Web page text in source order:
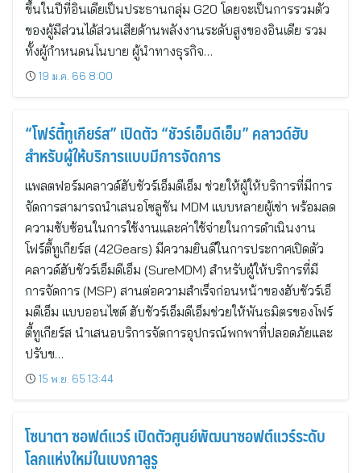
ขึ้นในปีที่อินเดียเป็นประธานกลุ่ม G20 โดยจะเป็นการรวมตัว
ของผู้มีส่วนได้ส่วนเสียด้านพลังงานระดับสูงของอินเดีย รวม
ทั้งผู้กำหนดนโนบาย ผู้นำทางธุรกิจ…
19 ม.ค. 66 8:00
“โฟร์ตี้ทูเกียร์ส” เปิดตัว “ชัวร์เอ็มดีเอ็ม” คลาวด์ฮับ
สำหรับผู้ให้บริการแบบมีการจัดการ
แพลตฟอร์มคลาวด์ฮับชัวร์เอ็มดีเอ็ม ช่วยให้ผู้ให้บริการที่มีการ
จัดการสามารถนำเสนอโซลูชัน MDM แบบหลายผู้เช่า พร้อมลด
ความซับซ้อนในการใช้งานและค่าใช้จ่ายในการดำเนินงาน
โฟร์ตี้ทูเกียร์ส (42Gears) มีความยินดีในการประกาศเปิดตัว
คลาวด์ฮับชัวร์เอ็มดีเอ็ม (SureMDM) สำหรับผู้ให้บริการที่มี
การจัดการ (MSP) สานต่อความสำเร็จก่อนหน้าของฮับชัวร์เอ็
มดีเอ็ม แบบออนไซต์ ฮับชัวร์เอ็มดีเอ็มช่วยให้พันธมิตรของโฟร์
ตี้ทูเกียร์ส นำเสนอบริการจัดการอุปกรณ์พกพาที่ปลอดภัยและ
ปรับข…
15 พ.ย. 65 13:44
โซนาตา ซอฟต์แวร์ เปิดตัวศูนย์พัฒนาซอฟต์แวร์ระดับ
โลกแห่งใหม่ในเบงกาลูรู